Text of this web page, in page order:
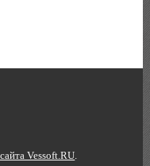
Vessoft.RU.